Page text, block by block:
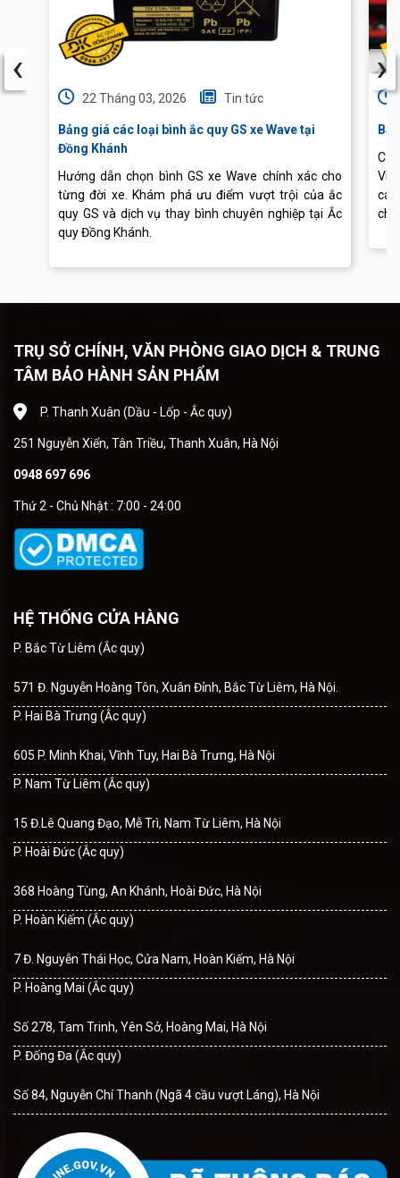
22 Tháng 03, 2026 Tin tức
Bảng giá các loại bình ắc quy GS xe Wave tại
Đồng Khánh
Hướng dẫn chọn bình GS xe Wave chính xác cho
từng đời xe. Khám phá ưu điểm vượt trội của ắc
quy GS và dịch vụ thay bình chuyên nghiệp tại Ắc
quy Đồng Khánh.
‹ ›
TRỤ SỞ CHÍNH, VĂN PHÒNG GIAO DỊCH & TRUNG
TÂM BẢO HÀNH SẢN PHẨM
P. Thanh Xuân (Dầu - Lốp - Ắc quy)
251 Nguyễn Xiển, Tân Triều, Thanh Xuân, Hà Nội
0948 697 696
Thứ 2 - Chủ Nhật : 7:00 - 24:00
HỆ THỐNG CỬA HÀNG
P. Bắc Từ Liêm (Ắc quy)
571 Đ. Nguyễn Hoàng Tôn, Xuân Đỉnh, Bắc Từ Liêm, Hà Nội.
P. Hai Bà Trưng (Ắc quy)
605 P. Minh Khai, Vĩnh Tuy, Hai Bà Trưng, Hà Nội
P. Nam Từ Liêm (Ắc quy)
15 Đ.Lê Quang Đạo, Mễ Trì, Nam Từ Liêm, Hà Nội
P. Hoài Đức (Ắc quy)
368 Hoàng Tùng, An Khánh, Hoài Đức, Hà Nội
P. Hoàn Kiếm (Ắc quy)
7 Đ. Nguyễn Thái Học, Cửa Nam, Hoàn Kiếm, Hà Nội
P. Hoàng Mai (Ắc quy)
Số 278, Tam Trinh, Yên Sở, Hoàng Mai, Hà Nội
P. Đống Đa (Ắc quy)
Số 84, Nguyễn Chí Thanh (Ngã 4 cầu vượt Láng), Hà Nội